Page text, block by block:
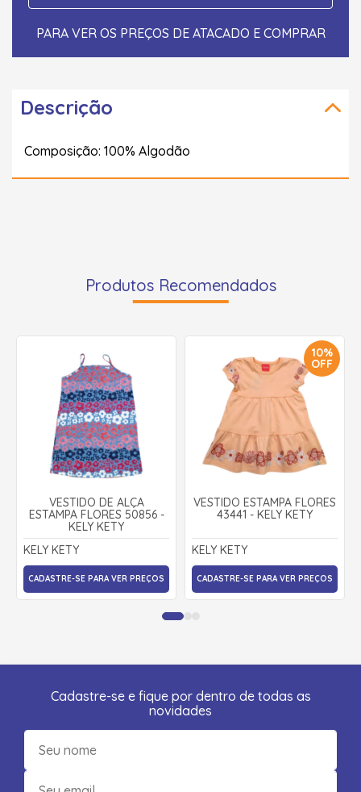
PARA VER OS PREÇOS DE ATACADO E COMPRAR
Descrição
Composição: 100% Algodão
Produtos Recomendados
VESTIDO DE ALÇA
ESTAMPA FLORES 50856 -
KELY KETY
KELY KETY
CADASTRE-SE PARA VER PREÇOS
10%
OFF
VESTIDO ESTAMPA FLORES
43441 - KELY KETY
KELY KETY
CADASTRE-SE PARA VER PREÇOS
Cadastre-se e fique por dentro de todas as
novidades